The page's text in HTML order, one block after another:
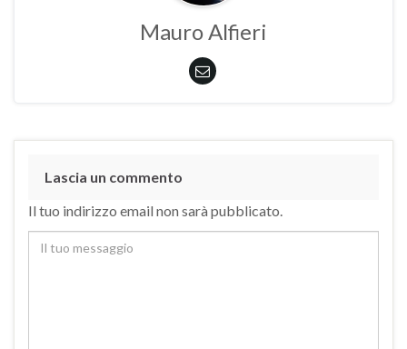
Mauro Alfieri
Lascia un commento
Il tuo indirizzo email non sarà pubblicato.